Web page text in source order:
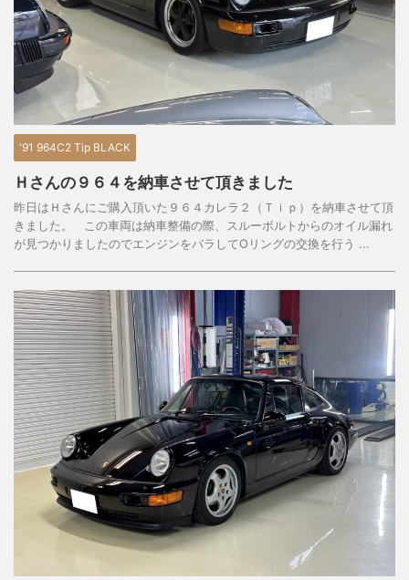
'91 964C2 Tip BLACK
Ｈさんの９６４を納車させて頂きました
昨日はＨさんにご購入頂いた９６４カレラ２（Ｔｉｐ）を納車させて頂
きました。 この車両は納車整備の際、スルーボルトからのオイル漏れ
が見つかりましたのでエンジンをバラしてОリングの交換を行う ...